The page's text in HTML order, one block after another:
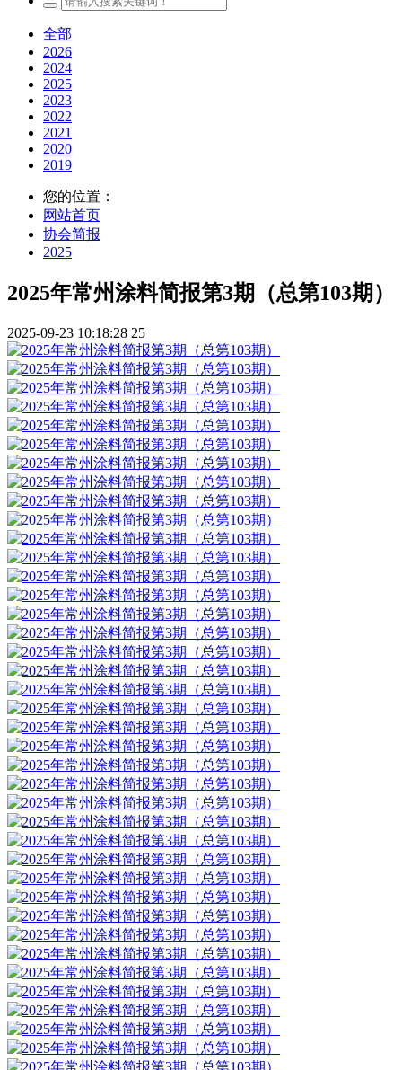
全部
2026
2024
2025
2023
2022
2021
2020
2019
您的位置：
网站首页
协会简报
2025
2025年常州涂料简报第3期（总第103期）
2025-09-23 10:18:28 25